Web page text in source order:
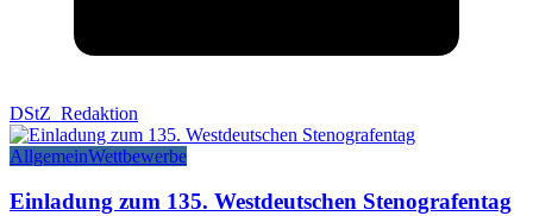
DStZ_Redaktion
AllgemeinWettbewerbe
Einladung zum 135. Westdeutschen Stenografentag